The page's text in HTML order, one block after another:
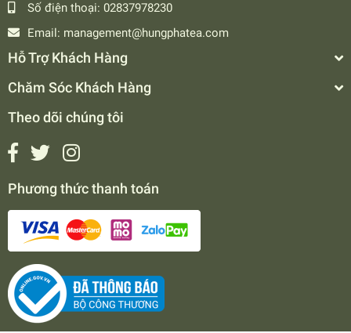
Số điện thoại: 02837978230
Email: management@hungphatea.com
Hỗ Trợ Khách Hàng
Chăm Sóc Khách Hàng
Theo dõi chúng tôi
Phương thức thanh toán